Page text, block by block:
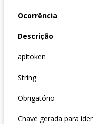
Ocorrência
Descrição
apitoken
String
Obrigatório
Chave gerada para